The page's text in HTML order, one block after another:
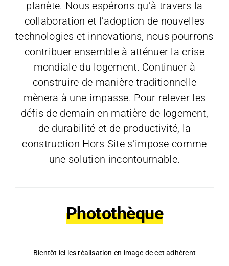
planète. Nous espérons qu’à travers la
collaboration et l’adoption de nouvelles
technologies et innovations, nous pourrons
contribuer ensemble à atténuer la crise
mondiale du logement. Continuer à
construire de manière traditionnelle
mènera à une impasse. Pour relever les
défis de demain en matière de logement,
de durabilité et de productivité, la
construction Hors Site s’impose comme
une solution incontournable.
Photothèque
Bientôt ici les réalisation en image de cet adhérent